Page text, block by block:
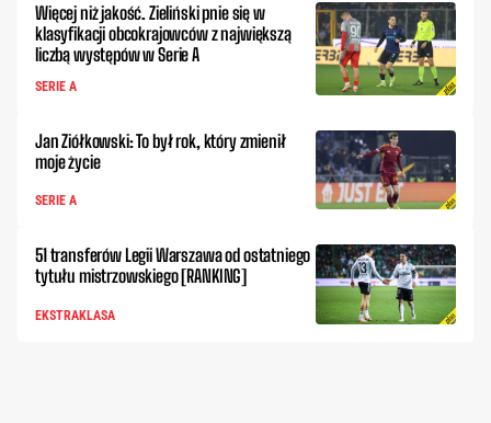
Więcej niż jakość. Zieliński pnie się w
klasyfikacji obcokrajowców z największą
liczbą występów w Serie A
SERIE A
Jan Ziółkowski: To był rok, który zmienił
moje życie
SERIE A
51 transferów Legii Warszawa od ostatniego
tytułu mistrzowskiego [RANKING]
EKSTRAKLASA